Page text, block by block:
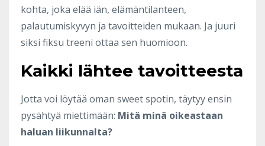
kohta, joka elää iän, elämäntilanteen,
palautumiskyvyn ja tavoitteiden mukaan. Ja juuri
siksi fiksu treeni ottaa sen huomioon.
Kaikki lähtee tavoitteesta
Jotta voi löytää oman sweet spotin, täytyy ensin
pysähtyä miettimään: Mitä minä oikeastaan
haluan liikunnalta?